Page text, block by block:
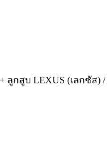
ลูกสูบ LEXUS (เลกซัส)